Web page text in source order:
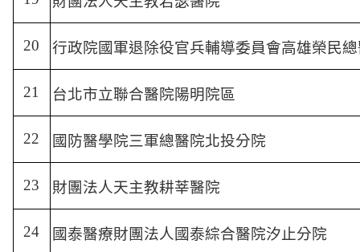
20 行政院國軍退除役官兵輔導委員會高雄榮民
21 台北市立聯合醫院陽明院區
22 國防醫學院三軍總醫院北投分院
23 財團法人天主教耕莘醫院
24 國泰醫療財團法人國泰綜合醫院汐止分院